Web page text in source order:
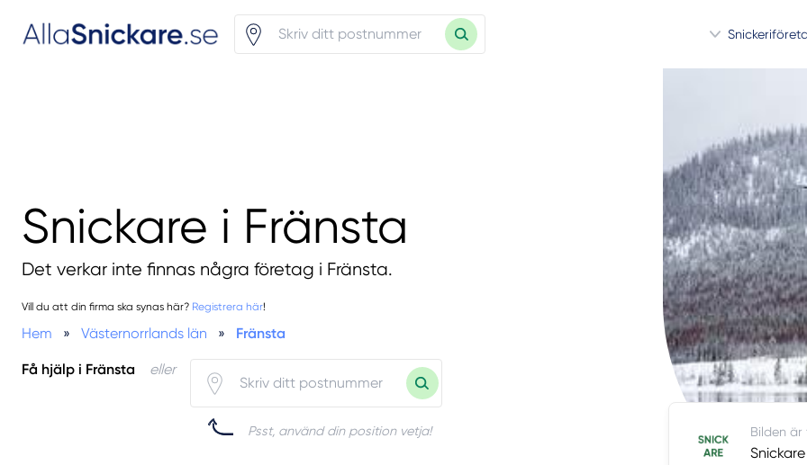
Snickare i Fränsta
Det verkar inte finnas några företag i Fränsta.
Vill du att din firma ska synas här? Registrera här!
Hem » Västernorrlands län » Fränsta
Få hjälp i Fränsta eller
Psst, använd din position vetja! Bilden är